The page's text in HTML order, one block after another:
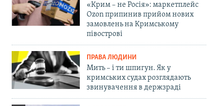
«Крим – не Росія»: маркетплейс
Ozon припинив прийом нових
замовлень на Кримському
півострові
ПРАВА ЛЮДИНИ
Мить – і ти шпигун. Як у
кримських судах розглядають
звинувачення в держзраді